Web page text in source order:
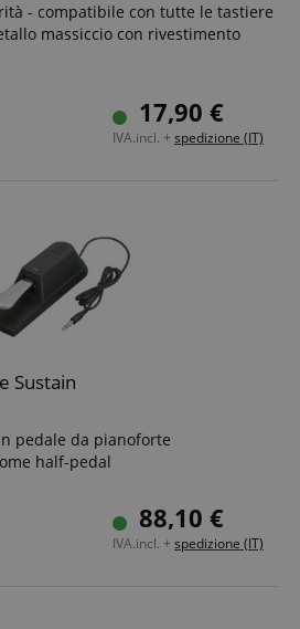
- compatibile con tutte le tastiere
massiccio con rivestimento
per una presa sicura sul
17,90 €
IVA.incl. + spedizione (IT)
Sustain
pedale da pianoforte
half-pedal
88,10 €
IVA.incl. + spedizione (IT)